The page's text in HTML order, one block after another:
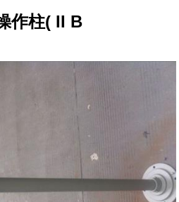
作柱( II B